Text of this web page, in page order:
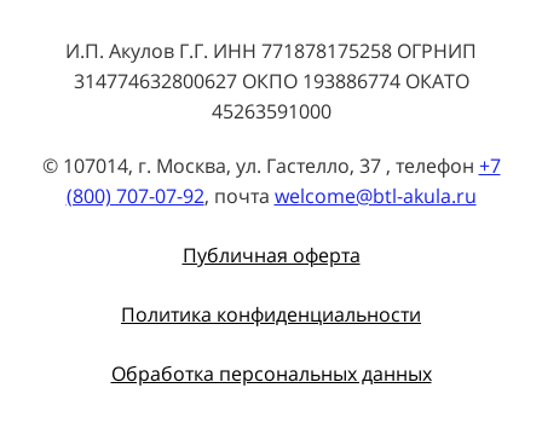
И.П. Акулов Г.Г. ИНН 771878175258 ОГРНИП
314774632800627 ОКПО 193886774 ОКАТО
45263591000
© 107014, г. Москва, ул. Гастелло, 37 , телефон +7
(800) 707-07-92, почта welcome@btl-akula.ru
Публичная оферта
Политика конфиденциальности
Обработка персональных данных